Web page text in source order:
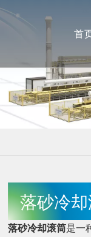
首
落砂冷
落砂冷却滚筒是一